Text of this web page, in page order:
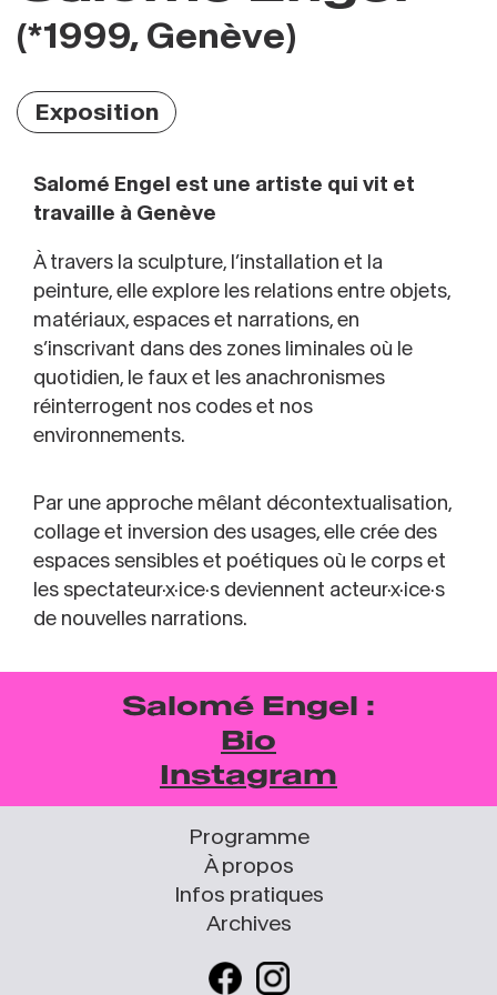
(*1999, Genève)
Exposition
Salomé Engel est une artiste qui vit et
travaille à Genève
À travers la sculpture, l’installation et la
peinture, elle explore les relations entre objets,
matériaux, espaces et narrations, en
s’inscrivant dans des zones liminales où le
quotidien, le faux et les anachronismes
réinterrogent nos codes et nos
environnements.
Par une approche mêlant décontextualisation,
collage et inversion des usages, elle crée des
espaces sensibles et poétiques où le corps et
les spectateur·x·ice·s deviennent acteur·x·ice·s
de nouvelles narrations.
Salomé Engel :
Bio
Instagram
Programme
À propos
Infos pratiques
Archives